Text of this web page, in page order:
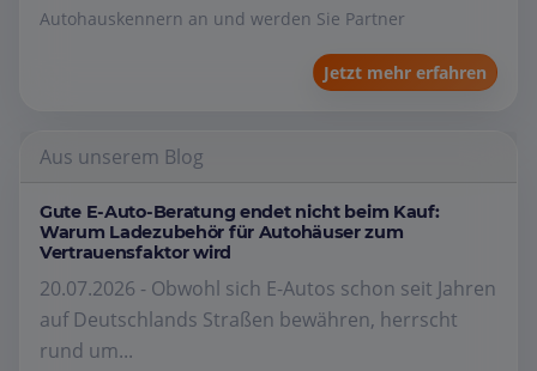
Autohauskennern an und werden Sie Partner
Jetzt mehr erfahren
Aus unserem Blog
Gute E-Auto-Beratung endet nicht beim Kauf:
Warum Ladezubehör für Autohäuser zum
Vertrauensfaktor wird
20.07.2026 - Obwohl sich E-Autos schon seit Jahren
auf Deutschlands Straßen bewähren, herrscht
rund um...